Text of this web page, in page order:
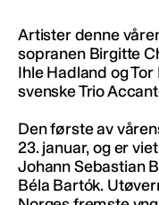
Artister denne
sopranen Birgitte
Ihle Hadland og
svenske Trio
Den første av
23. januar, og er
Johann Sebastian
Béla Bartók.